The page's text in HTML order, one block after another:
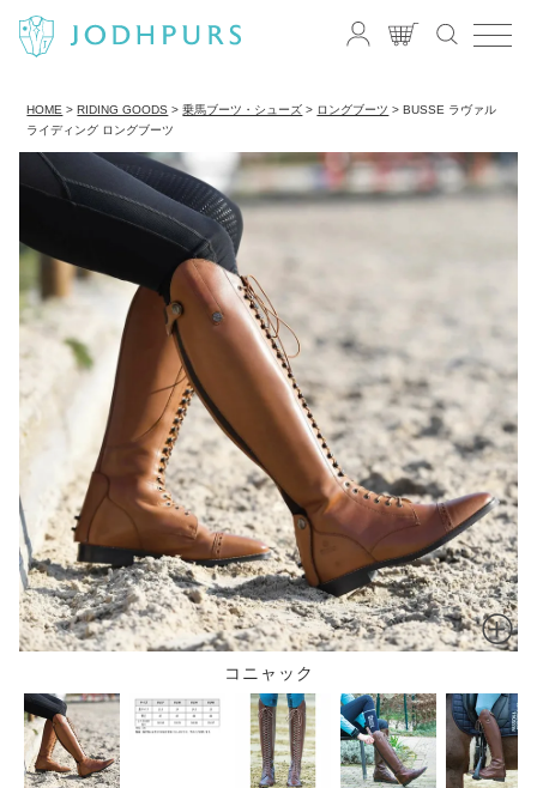
HOME RIDING GOODS 乗馬ブーツ・シューズ ロングブーツ
BUSSE ラヴァル
ライディング ロングブーツ
コニャック